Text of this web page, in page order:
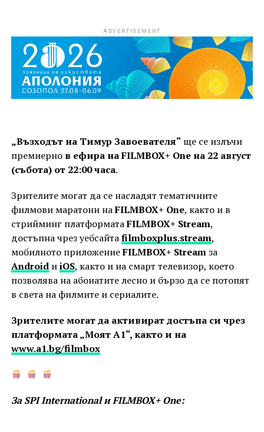
ADVERTISEMENT
„Възходът на Тимур Завоевателя“ще се излъчи
премиерно в ефира на FILMBOX+ One на 22 август
(събота) от 22:00 часа.
Зрителите могат да се насладят тематичните
филмови маратони наFILMBOX+ One, както и в
стрийминг платформатаFILMBOX+ Stream,
достъпна чрез уебсайтаfilmboxplus.stream,
мобилното приложениеFILMBOX+ Streamза
AndroidиiOS, както и на смарт телевизор, което
позволява на абонатите лесно и бързо да се потопят
в света на филмите и сериалите.
Зрителите могат да активират достъпа си чрез
платформата „Моят A1“, както и на
www.a1.bg/filmbox
За SPI International и FILMBOX+ One: